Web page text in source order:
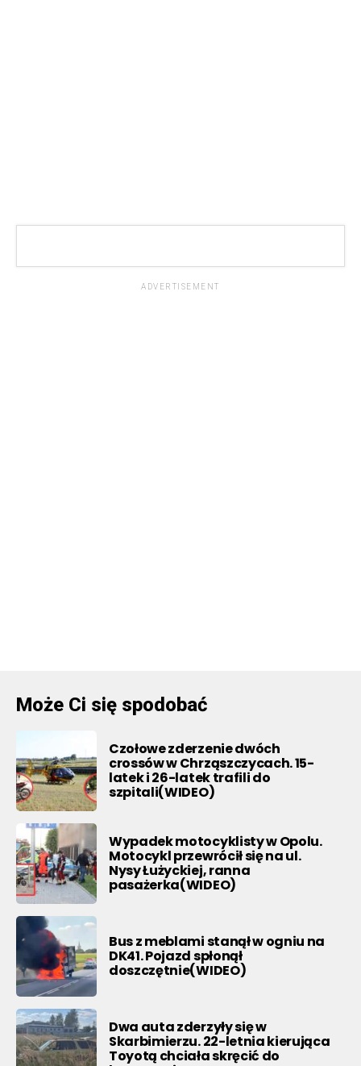
ADVERTISEMENT
Może Ci się spodobać
Czołowe zderzenie dwóch
crossów w Chrząszczycach. 15-
latek i 26-latek trafili do
szpitali(WIDEO)
Wypadek motocyklisty w Opolu.
Motocykl przewrócił się na ul.
Nysy Łużyckiej, ranna
pasażerka(WIDEO)
Bus z meblami stanął w ogniu na
DK41. Pojazd spłonął
doszczętnie(WIDEO)
Dwa auta zderzyły się w
Skarbimierzu. 22-letnia kierująca
Toyotą chciała skręcić do